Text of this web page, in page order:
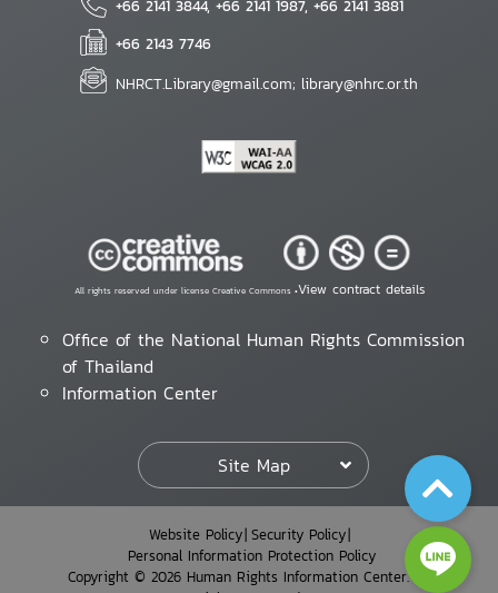
+66 2141 3844, +66 2141 1987, +66 2141 3881
+66 2143 7746
NHRCT.Library@gmail.com; library@nhrc.or.th
All rights reserved under license Creative Commons •View contract details
Office of the National Human Rights Commission
of Thailand
Information Center
Site Map
Website Policy Security Policy
Personal Information Protection Policy
Copyright © 2026 Human Rights Information Center. All